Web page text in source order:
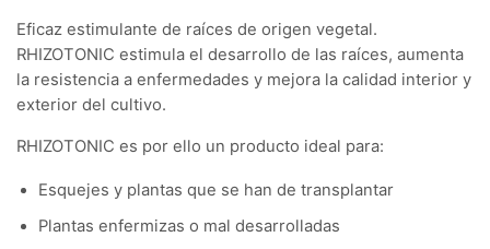
Eficaz estimulante de raíces de origen vegetal.
RHIZOTONIC estimula el desarrollo de las raíces, aumenta
la resistencia a enfermedades y mejora la calidad interior y
exterior del cultivo.
RHIZOTONIC es por ello un producto ideal para:
Esquejes y plantas que se han de transplantar
Plantas enfermizas o mal desarrolladas